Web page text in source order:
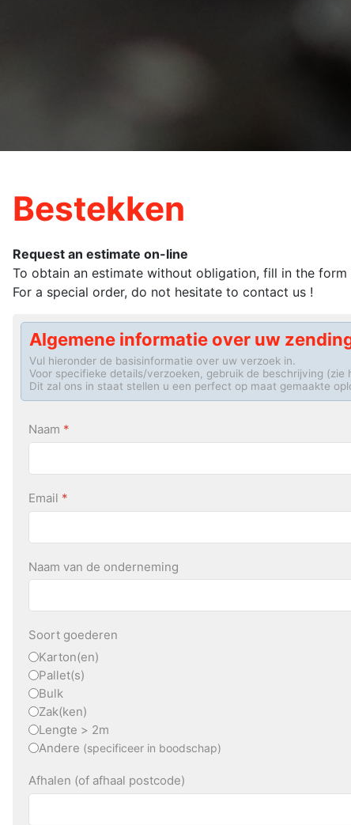
Bestekken
Request an estimate on-line
To obtain an estimate without obligation, fill in the form
For a special order, do not hesitate to contact us !
Algemene informatie over uw
Vul hieronder de basisinformatie over uw verzoek in.
Voor specifieke details/verzoeken, gebruik de beschrijving (zie
Dit zal ons in staat stellen u een perfect op maat gemaakte
Naam *
Email *
Naam van de onderneming
Soort goederen
Karton(en)
Pallet(s)
Bulk
Zak(ken)
Lengte > 2m
Andere (specificeer in boodschap)
Afhalen (of afhaal postcode)